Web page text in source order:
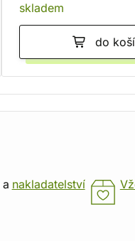
skladem
do
a nakladatelství